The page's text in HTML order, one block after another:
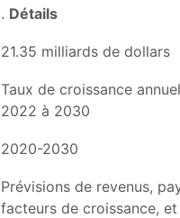
. Détails
21.35 milliards de dollars
Taux de croissance
2022 à 2030
2020-2030
Prévisions de revenus,
facteurs de croissance,